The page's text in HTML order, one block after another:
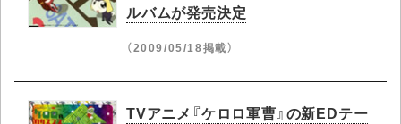
ルバムが発売決定
（2009/05/18掲載）
TVアニメ『ケロロ軍曹』の新EDテー